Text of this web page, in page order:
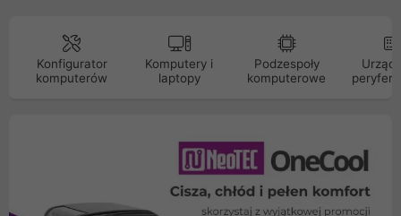
Konfigurator
komputerów
Komputery i
laptopy
Podzespoły
komputerowe